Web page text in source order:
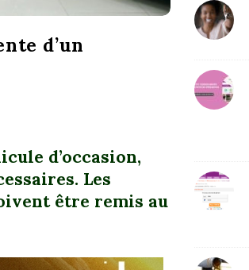
d’un
d’occasion,
Les
être remis au
r